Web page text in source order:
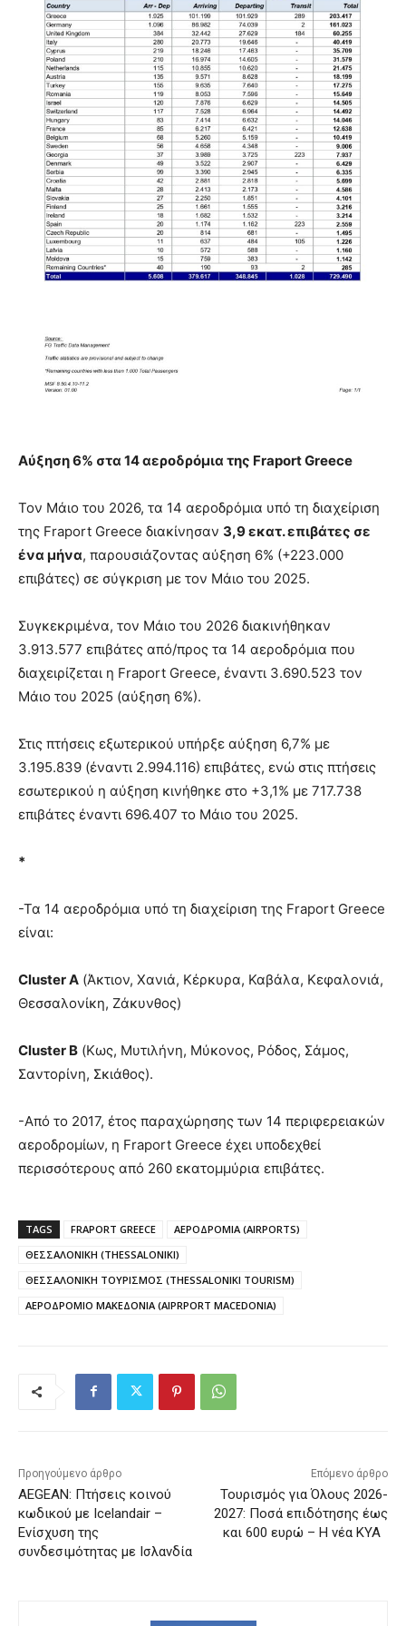
Αύξηση 6% στα 14 αεροδρόμια της FraportGreece
Τον Μάιο του 2026, τα 14 αεροδρόμια υπό τη διαχείριση
της Fraport Greece διακίνησαν 3,9 εκατ. επιβάτες σε
ένα μήνα, παρουσιάζοντας αύξηση 6% (+223.000
επιβάτες) σε σύγκριση με τον Μάιο του 2025.
Συγκεκριμένα, τον Μάιο του 2026 διακινήθηκαν
3.913.577 επιβάτες από/προς τα 14 αεροδρόμια που
διαχειρίζεται η Fraport Greece, έναντι 3.690.523 τον
Μάιο του 2025 (αύξηση 6%).
Στις πτήσεις εξωτερικού υπήρξε αύξηση 6,7% με
3.195.839 (έναντι 2.994.116) επιβάτες, ενώ στις πτήσεις
εσωτερικού η αύξηση κινήθηκε στο +3,1% με 717.738
επιβάτες έναντι 696.407 το Μάιο του 2025.
*
-Τα 14 αεροδρόμια υπό τη διαχείριση της Fraport Greece
είναι:
ClusterA (Άκτιον, Χανιά, Κέρκυρα, Καβάλα, Κεφαλονιά,
Θεσσαλονίκη, Ζάκυνθος)
Cluster B (Κως, Μυτιλήνη, Μύκονος, Ρόδος, Σάμος,
Σαντορίνη, Σκιάθος).
-Από το 2017, έτος παραχώρησης των 14 περιφερειακών
αεροδρομίων, η Fraport Greece έχει υποδεχθεί
περισσότερους από 260 εκατομμύρια επιβάτες.
TAGS FRAPORT GREECE
ΑΕΡΟΔΡΟΜΙΑ (AIRPORTS)
ΘΕΣΣΑΛΟΝΙΚΗ (THESSALONIKI)
ΘΕΣΣΑΛΟΝΙΚΗ ΤΟΥΡΙΣΜΟΣ (THESSALONIKI TOURISM)
ΑΕΡΟΔΡΟΜΙΟ ΜΑΚΕΔΟΝΙΑ (AIPRPORT MACEDONIA)
Προηγούμενο άρθρο
AEGEAN: Πτήσεις κοινού
κωδικού με Icelandair –
Ενίσχυση της
συνδεσιμότητας με Ισλανδία
Επόμενο άρθρο
Τουρισμός για Όλους 2026-
2027: Ποσά επιδότησης έως
και 600 ευρώ – Η νέα ΚΥΑ